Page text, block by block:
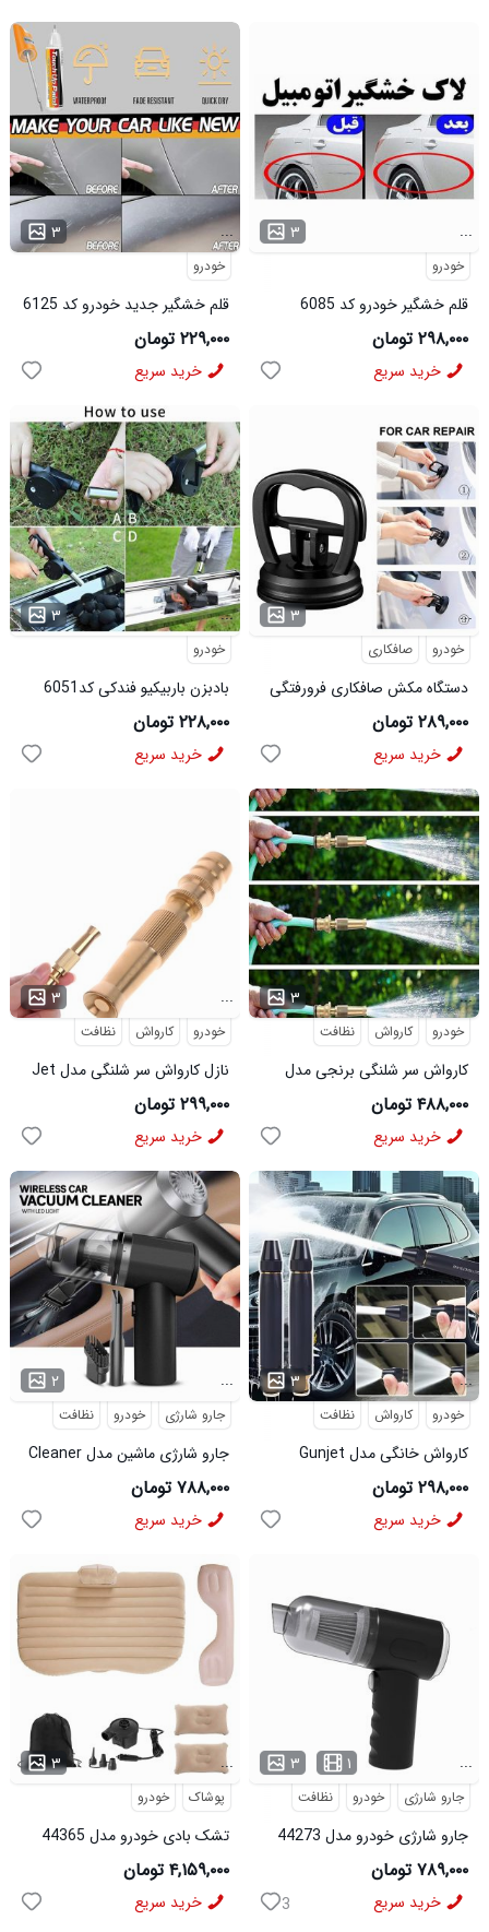
۳ ...
خودرو
قلم خشگیر جدید خودرو کد 6125
۲۲۹,۰۰۰ تومان
خرید سریع
۳ ...
خودرو
قلم خشگیر خودرو کد 6085
۲۹۸,۰۰۰ تومان
خرید سریع
۳ ...
خودرو
بادبزن باربیکیو فندکی کد6051
۲۲۸,۰۰۰ تومان
خرید سریع
۳ ...
خودرو صافکاری
دستگاه مکش صافکاری فرورفتگی
Oksin کوچک
۲۸۹,۰۰۰ تومان
خرید سریع
۳ ...
خودرو کارواش نظافت
نازل کارواش سر شلنگی مدل Jet
۲۹۹,۰۰۰ تومان
خرید سریع
۳ ...
خودرو کارواش نظافت
کارواش سر شلنگی برنجی مدل
DSG
۴۸۸,۰۰۰ تومان
خرید سریع
۲ ...
جارو شارژی خودرو نظافت
جارو شارژی ماشین مدل Cleaner
۷۸۸,۰۰۰ تومان
خرید سریع
۳ ...
خودرو کارواش نظافت
کارواش خانگی مدل Gunjet
۲۹۸,۰۰۰ تومان
خرید سریع
۳ ...
پوشاک خودرو
تشک بادی خودرو مدل 44365
۴,۱۵۹,۰۰۰ تومان
خرید سریع
۳ ۱ ...
جارو شارژی خودرو نظافت
جارو شارژی خودرو مدل 44273
۷۸۹,۰۰۰ تومان
خرید سریع 3